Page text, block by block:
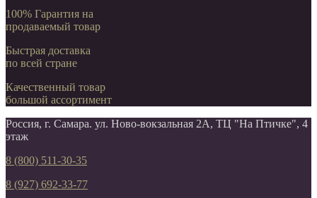
100% Гарантия на
продаваемый товар
Быстрая доставка
по всей стране
Качественный товар
большой ассортимент
Россия, г. Самара. ул. Ново-вокзальная 2А, ТЦ "На Птичке", 4
этаж
8 (800) 511-30-35
8 (927) 692-33-77